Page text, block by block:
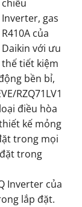
chiều
Inverter, gas
R410A của
Daikin với ưu
thế tiết kiệm
bền bỉ,
RZQ71LV1
điều hòa
kế mỏng
trong mọi
trong
Inverter của
lắp đặt.